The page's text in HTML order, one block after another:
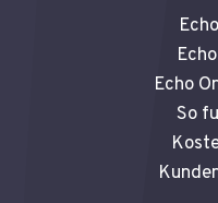
o
o
k
Echo
So